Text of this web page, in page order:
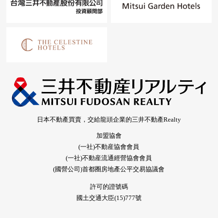
日本不動產買賣，交給龍頭企業的三井不動產Realty
加盟協會
(一社)不動産協會會員
(一社)不動産流通經營協會會員
(國營公司)首都圈房地產公平交易協議會
許可的證號碼
國土交通大臣(15)777號